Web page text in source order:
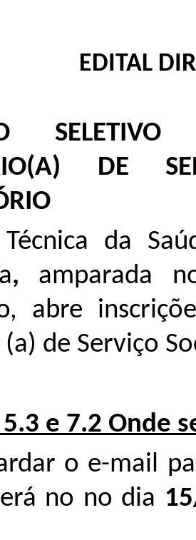
EDITAL
DE
da
, amparada
abre
de Serviço
e 7.2 Onde
o e-mail
no no dia